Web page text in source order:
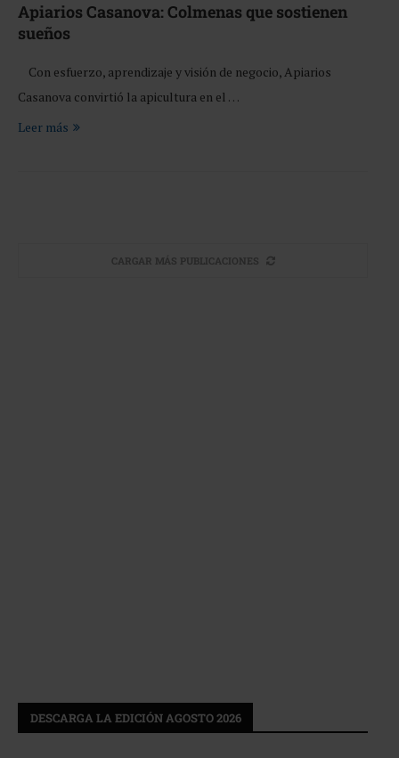
Apiarios Casanova: Colmenas que sostienen
sueños
Con esfuerzo, aprendizaje y visión de negocio, Apiarios
Casanova convirtió la apicultura en el …
Leer más
CARGAR MÁS PUBLICACIONES
DESCARGA LA EDICIÓN AGOSTO 2026